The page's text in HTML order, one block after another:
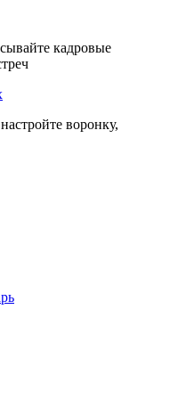
кадровые
воронку,